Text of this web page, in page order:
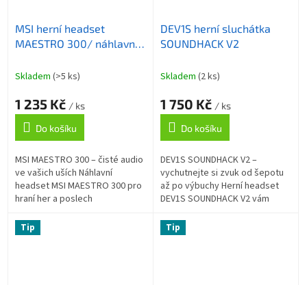
MSI herní headset
MAESTRO 300/ náhlavní/
Skladem (>5 ks)
1 235 Kč / ks
Do košíku
MSI MAESTRO 300 – čisté audio
ve vašich uších Náhlavní
headset MSI MAESTRO 300 pro
hraní her a poslech
vybaven výkonnými 40mm
měniči , které produkují...
DEV1S herní sluchátka
SOUNDHACK V2
Skladem (2 ks)
1 750 Kč / ks
Do košíku
DEV1S SOUNDHACK V2 –
vychutnejte si zvuk od šepotu
až po výbuchy Herní headset
DEV1S SOUNDHACK V2 vám
audio z digitálních světů. Tebto
model...
Tip Tip